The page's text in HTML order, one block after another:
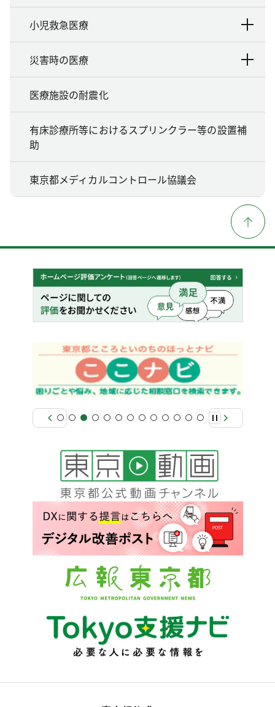
小児救急医療
災害時の医療
医療施設の耐震化
有床診療所等におけるスプリンクラー等の設置補
助
東京都メディカルコントロール協議会